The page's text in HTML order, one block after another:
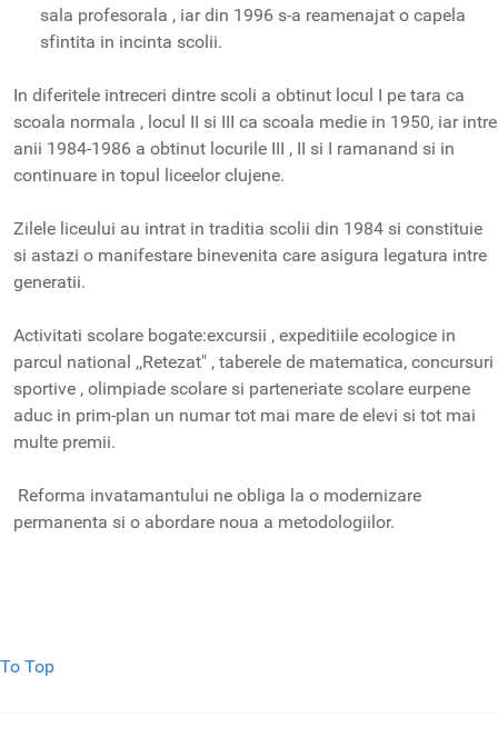
sala profesorala , iar din 1996 s-a reamenajat o capela
sfintita in incinta scolii.
In diferitele intreceri dintre scoli a obtinut locul I pe tara ca
scoala normala , locul II si III ca scoala medie in 1950, iar intre
anii 1984-1986 a obtinut locurile III , II si I ramanand si in
continuare in topul liceelor clujene.
Zilele liceului au intrat in traditia scolii din 1984 si constituie
si astazi o manifestare binevenita care asigura legatura intre
generatii.
Activitati scolare bogate:excursii , expeditiile ecologice in
parcul national ,,Retezat" , taberele de matematica, concursuri
sportive , olimpiade scolare si parteneriate scolare eurpene
aduc in prim-plan un numar tot mai mare de elevi si tot mai
multe premii.
Reforma invatamantului ne obliga la o modernizare
permanenta si o abordare noua a metodologiilor.
To Top